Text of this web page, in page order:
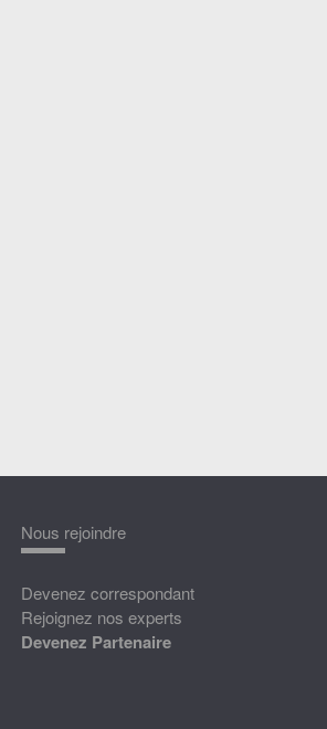
Nous rejoindre
Devenez correspondant
Rejoignez nos experts
Devenez Partenaire